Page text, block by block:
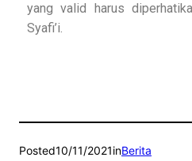
yang valid harus
Syafi’i.
Posted10/11/2021inBerita